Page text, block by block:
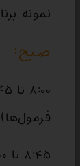
نمونه
صبح:
فرمول‌ها)
۸:۴۵ تا ۹:۰۰: استراحت